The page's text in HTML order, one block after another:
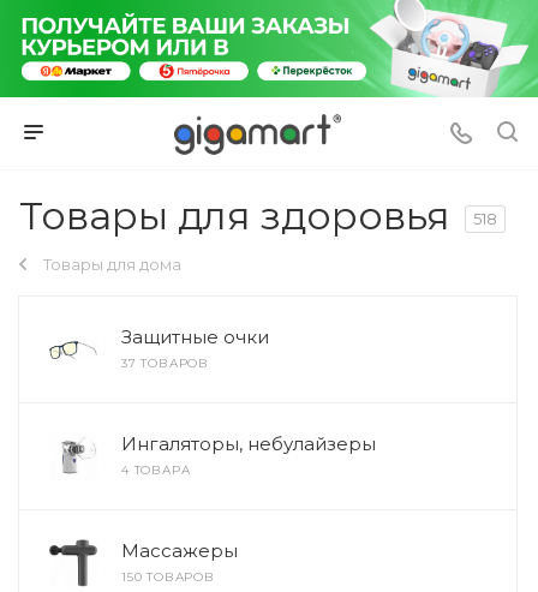
Товары для здоровья 518
Товары для дома
Защитные очки
37 ТОВАРОВ
Ингаляторы, небулайзеры
4 ТОВАРА
Массажеры
150 ТОВАРОВ